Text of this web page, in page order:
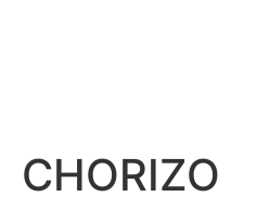
CHORIZO